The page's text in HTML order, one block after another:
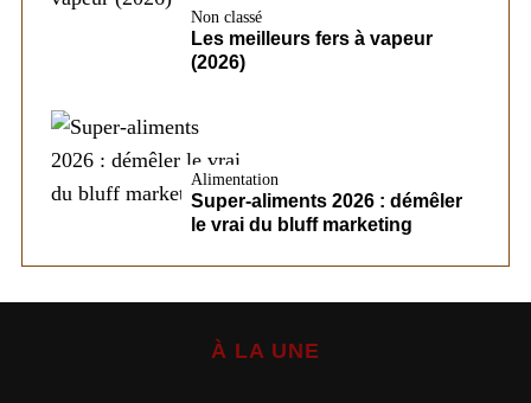
Non classé
Les meilleurs fers à vapeur
(2026)
Alimentation
Super-aliments 2026 : démêler
le vrai du bluff marketing
À LA UNE